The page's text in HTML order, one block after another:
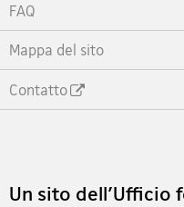
FAQ
Mappa del sito
Contatto
Un sito dell'Ufficio